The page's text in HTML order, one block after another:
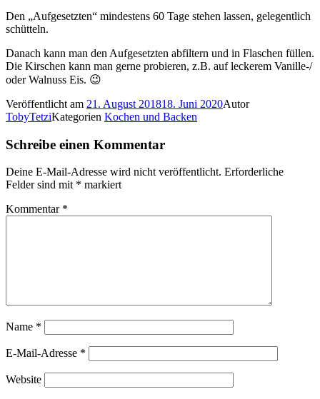
Den „Aufgesetzten“ mindestens 60 Tage stehen lassen, gelegentlich
schütteln.
Danach kann man den Aufgesetzten abfiltern und in Flaschen füllen.
Die Kirschen kann man gerne probieren, z.B. auf leckerem Vanille-/
oder Walnuss Eis. 😉
Veröffentlicht am 21. August 201818. Juni 2020Autor
TobyTetziKategorien Kochen und Backen
Schreibe einen Kommentar
Deine E-Mail-Adresse wird nicht veröffentlicht. Erforderliche
Felder sind mit * markiert
Kommentar *
Name *
E-Mail-Adresse *
Website